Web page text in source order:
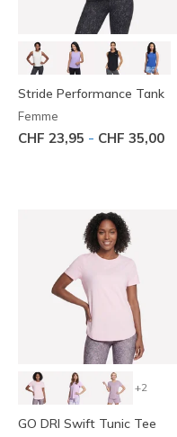
Stride Performance Tank
Femme
CHF 23,95 - CHF 35,00
+2
GO DRI Swift Tunic Tee